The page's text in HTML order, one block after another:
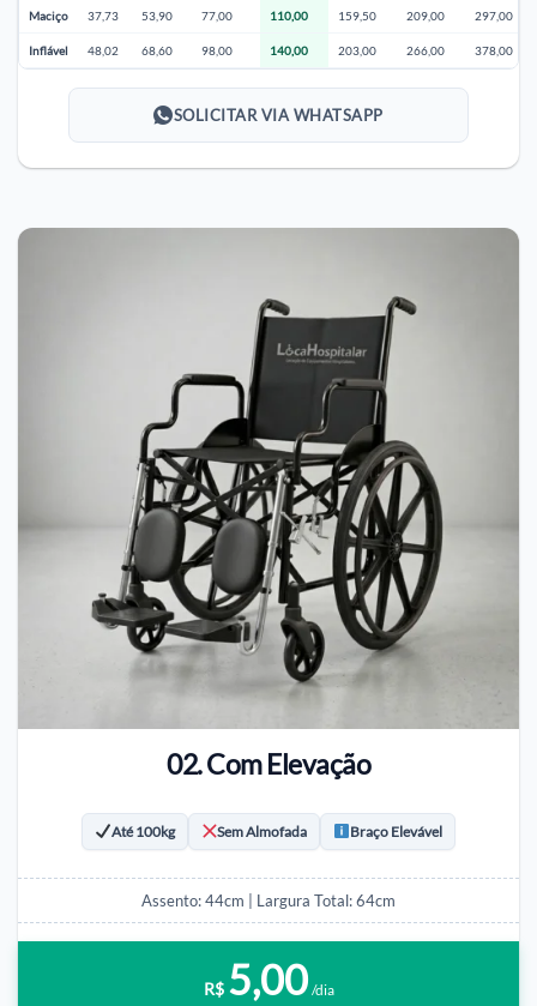
Maciço 37,73 53,90 77,00 110,00 159,50 209,00 297,00
Inflável 48,02 68,60 98,00 140,00 203,00 266,00 378,00
SOLICITAR VIA WHATSAPP
02. Com Elevação
Até 100kg Sem Almofada Braço Elevável
Assento: 44cm | Largura Total: 64cm
R$ 5,00 /dia